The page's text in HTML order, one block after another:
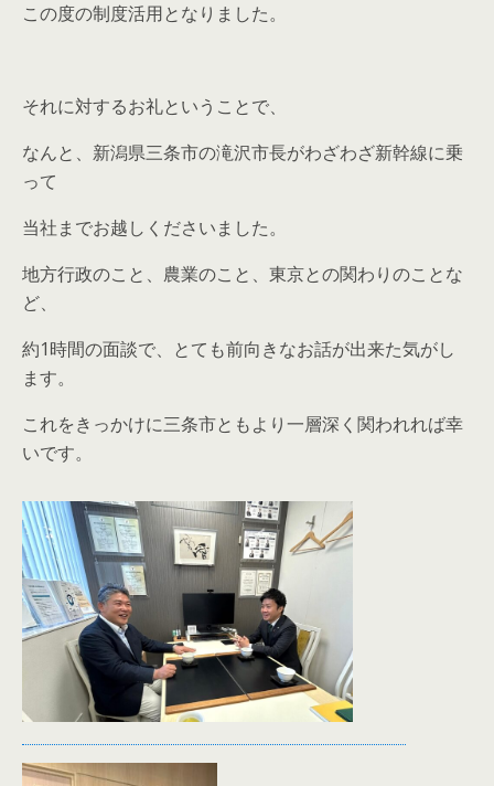
この度の制度活用となりました。
それに対するお礼ということで、
なんと、新潟県三条市の滝沢市長がわざわざ新幹線に乗
って
当社までお越しくださいました。
地方行政のこと、農業のこと、東京との関わりのことな
ど、
約1時間の面談で、とても前向きなお話が出来た気がし
ます。
これをきっかけに三条市ともより一層深く関われれば幸
いです。